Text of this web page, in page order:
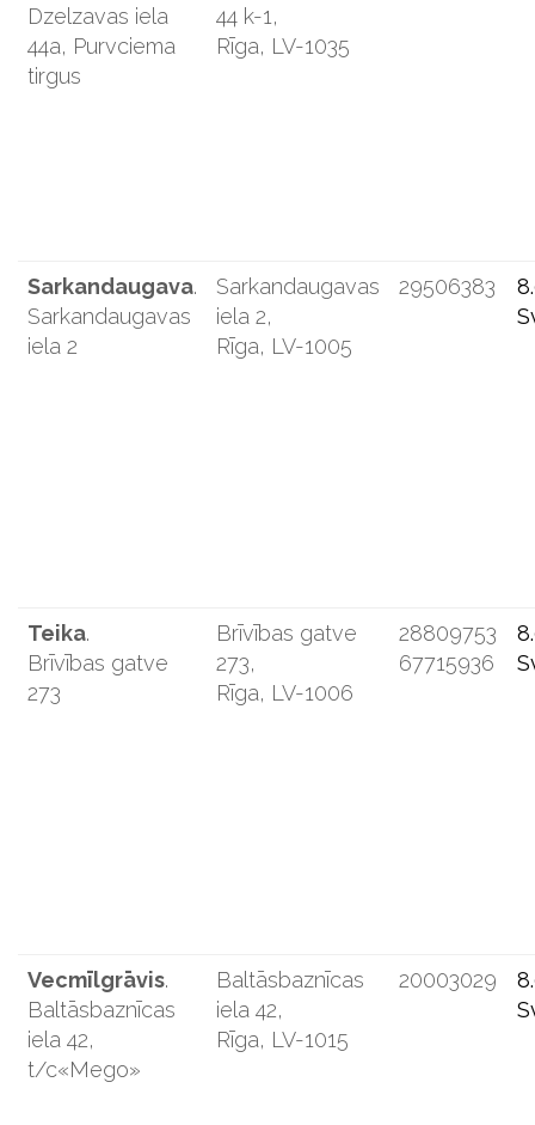
Dzelzavas iela
44a, Purvciema
tirgus
44 k-1,
Rīga, LV-1035
Sarkandaugava.
Sarkandaugavas
iela 2
Sarkandaugavas
iela 2,
Rīga, LV-1005
29506383
Teika.
Brīvības gatve
273
Brīvības gatve
273,
Rīga, LV-1006
28809753
67715936
Vecmīlgrāvis.
Baltāsbaznīcas
iela 42,
t/c«Mego»
Baltāsbaznīcas
iela 42,
Rīga, LV-1015
20003029